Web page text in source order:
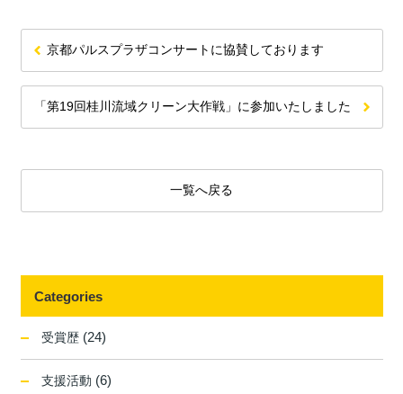
京都パルスプラザコンサートに協賛しております
一覧へ戻る
「第19回桂川流域クリーン大作戦」に参加いたしました
Categories
受賞歴 (24)
支援活動 (6)